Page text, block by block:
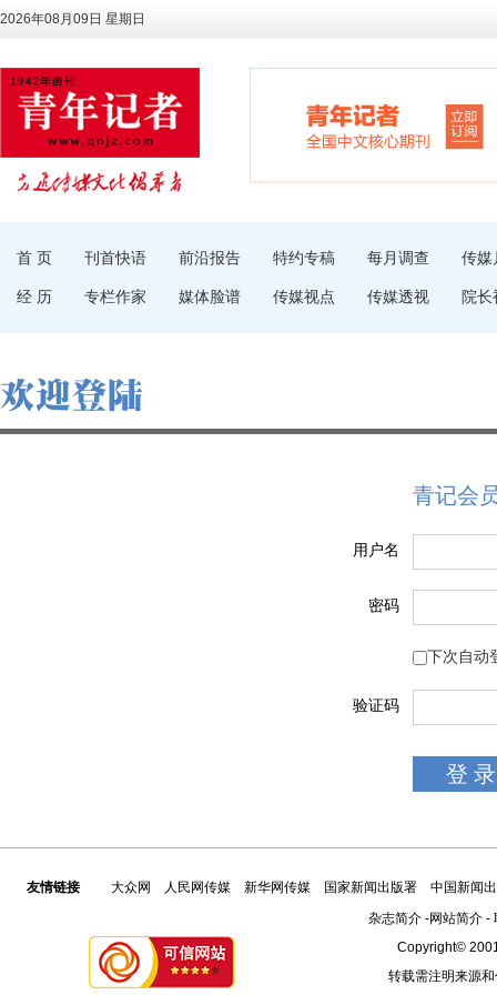
2026年08月09日 星期日
首 页 刊首快语 前沿报告 特约专稿 每月调查 传媒
经 历 专栏作家 媒体脸谱 传媒视点 传媒透视 院长
青记会
用户名
密码
下次自动
验证码
友情链接 大众网 人民网传媒 新华网传媒 国家新闻出版署
中国新闻
杂志简介 -网站简介 -
Copyright©
转载需注明来源